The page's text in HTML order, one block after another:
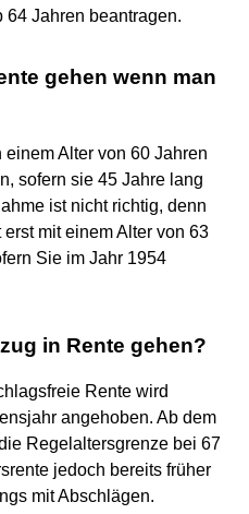
Jahren beantragen.
gehen wenn man
Alter von 60 Jahren
sofern sie 45 Jahre lang
ist nicht richtig, denn
mit einem Alter von 63
Sie im Jahr 1954
in Rente gehen?
Rente wird
angehoben. Ab dem
Regelaltersgrenze bei 67
jedoch bereits früher
mit Abschlägen.